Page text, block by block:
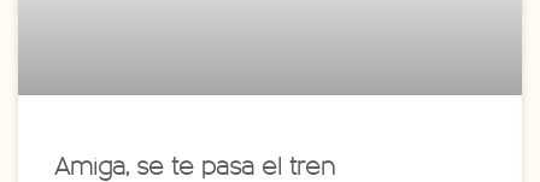
Amiga, se te pasa el tren